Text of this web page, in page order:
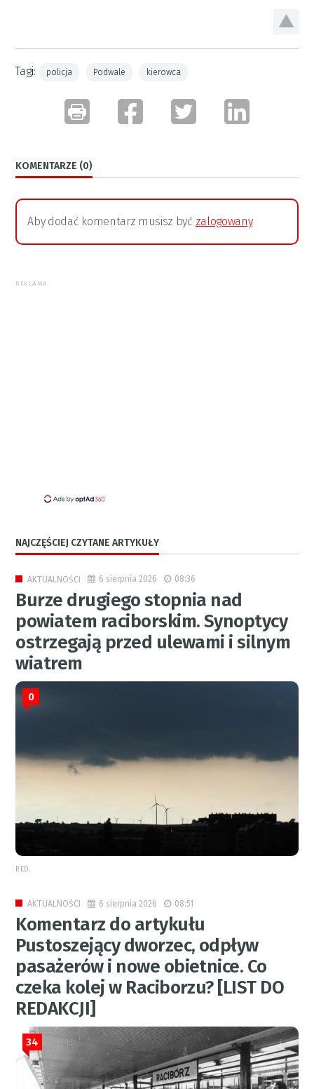
Tagi: policja Podwale kierowca
KOMENTARZE (0)
Aby dodać komentarz musisz być zalogowany
REKLAMA
NAJCZĘŚCIEJ CZYTANE ARTYKUŁY
AKTUALNOŚCI 6 sierpnia 2026 08:36
Burze drugiego stopnia nad
powiatem raciborskim. Synoptycy
ostrzegają przed ulewami i silnym
wiatrem
0
RED.
AKTUALNOŚCI 6 sierpnia 2026 08:51
Komentarz do artykułu
Pustoszejący dworzec, odpływ
pasażerów i nowe obietnice. Co
czeka kolej w Raciborzu? [LIST DO
REDAKCJI]
34